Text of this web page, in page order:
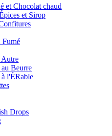
et Chocolat chaud
et Sirop
Fumé
Beurre
l'ÉRable
Drops